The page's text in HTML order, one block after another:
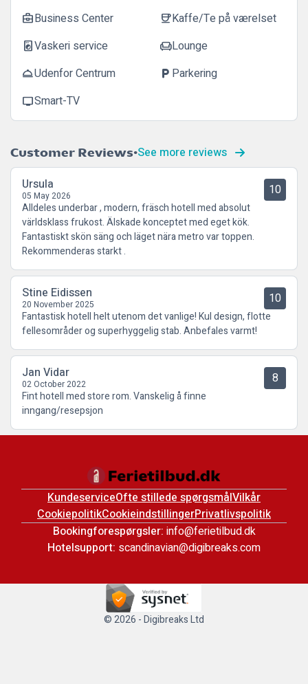
business_centerBusiness Center coffeeKaffe/Te på værelset
local_laundry_serviceVaskeri service chairLounge
room_serviceUdenfor Centrum local_parking Parkering
tvSmart-TV
Customer Reviews See more reviews
Ursula
05 May 2026 10
Alldeles underbar , modern, fräsch hotell med absolut
världsklass frukost. Älskade konceptet med eget kök.
Fantastiskt skön säng och läget nära metro var toppen.
Rekommenderas starkt .
Stine Eidissen
20 November 2025 10
Fantastisk hotell helt utenom det vanlige! Kul design, flotte
fellesområder og superhyggelig stab. Anbefales varmt!
Jan Vidar
02 October 2022 8
Fint hotell med store rom. Vanskelig å finne
inngang/resepsjon
KundeserviceOfte stillede spørgsmålVilkår
CookiepolitikCookieindstillingerPrivatlivspolitik
Bookingforespørgsler: info@ferietilbud.dk
Hotelsupport: scandinavian@digibreaks.com
© 2026 - Digibreaks Ltd